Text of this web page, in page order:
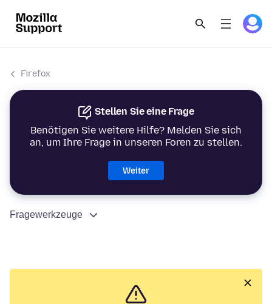
Firefox
Stellen Sie eine Frage
Benötigen Sie weitere Hilfe? Melden Sie sich
an, um Ihre Frage in unseren Foren zu stellen.
Weiter
Fragewerkzeuge